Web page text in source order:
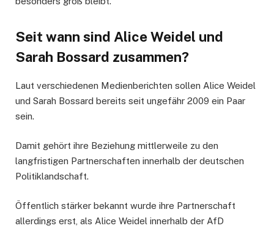
Seit wann sind Alice Weidel und
Sarah Bossard zusammen?
Laut verschiedenen Medienberichten sollen Alice Weidel
und Sarah Bossard bereits seit ungefähr 2009 ein Paar
sein.
Damit gehört ihre Beziehung mittlerweile zu den
langfristigen Partnerschaften innerhalb der deutschen
Politiklandschaft.
Öffentlich stärker bekannt wurde ihre Partnerschaft
allerdings erst, als Alice Weidel innerhalb der AfD